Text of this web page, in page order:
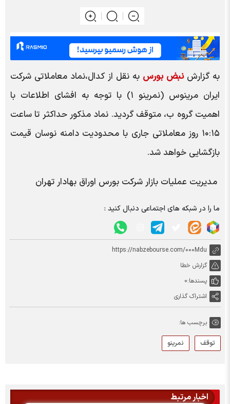
به گزارش نبض بورس به نقل از کدال،نماد معاملاتی شرکت
ایران مرینوس (نمرینو ۱) با توجه به افشای اطلاعات با
اهمیت گروه ب، متوقف گردید. نماد مذکور حداکثر تا ساعت
۱۰:۱۵ روز معاملاتی جاری با محدودیت دامنه نوسان قیمت
بازگشایی خواهد شد.
مدیریت عملیات بازار شرکت بورس اوراق بهادار تهران
ما را در شبکه های اجتماعی دنبال کنید :
https://nabzebourse.com/000Mdu
گزارش خطا
پسندها:0
اشتراک گذاری
برچسب ها:
توقف نمرینو
اخبار مرتبط